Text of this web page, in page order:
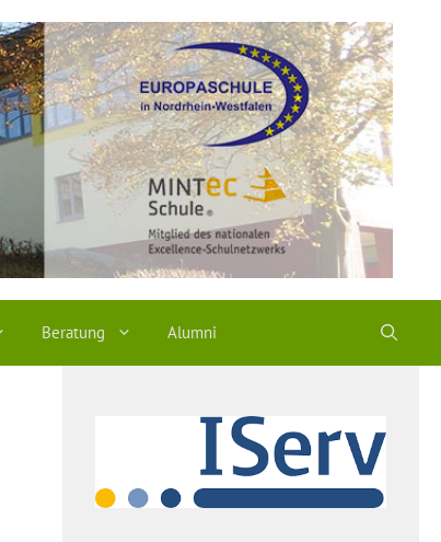
Beratung Alumni